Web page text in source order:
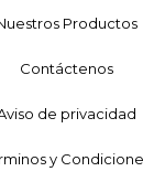
Productos
Contáctenos
de privacidad
y